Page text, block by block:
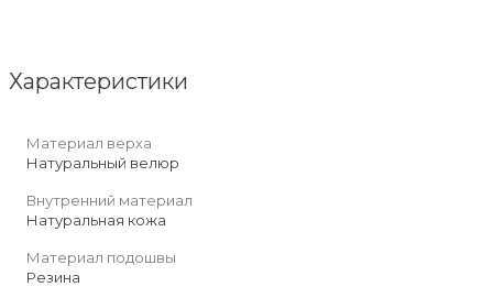
Характеристики
Материал верха
Натуральный велюр
Внутренний материал
Натуральная кожа
Материал подошвы
Резина